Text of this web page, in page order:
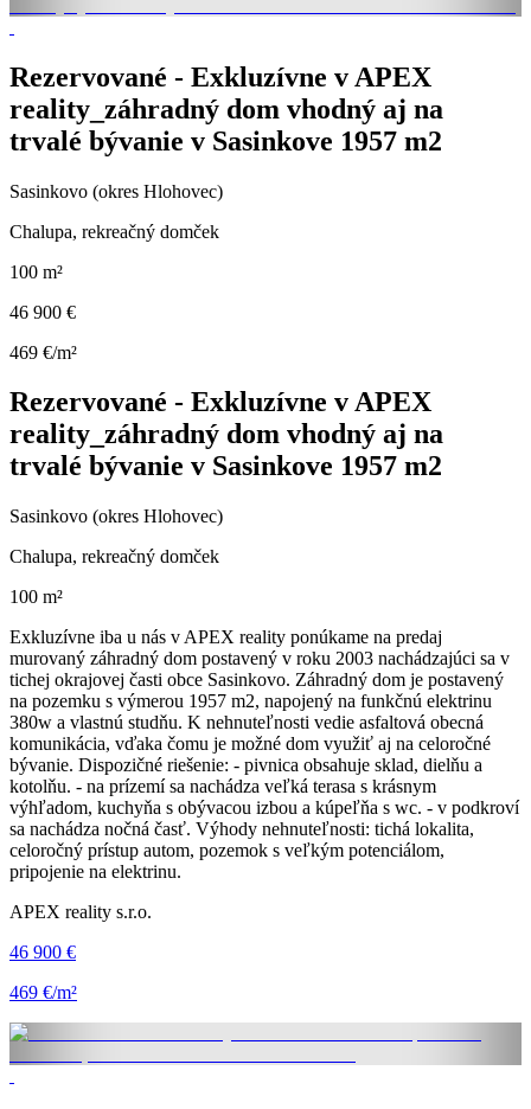
Rezervované - Exkluzívne v APEX
reality_záhradný dom vhodný aj na
trvalé bývanie v Sasinkove 1957 m2
Sasinkovo (okres Hlohovec)
Chalupa, rekreačný domček
100 m²
46 900 €
469 €/m²
Rezervované - Exkluzívne v APEX
reality_záhradný dom vhodný aj na
trvalé bývanie v Sasinkove 1957 m2
Sasinkovo (okres Hlohovec)
Chalupa, rekreačný domček
100 m²
Exkluzívne iba u nás v APEX reality ponúkame na predaj
murovaný záhradný dom postavený v roku 2003 nachádzajúci sa v
tichej okrajovej časti obce Sasinkovo. Záhradný dom je postavený
na pozemku s výmerou 1957 m2, napojený na funkčnú elektrinu
380w a vlastnú studňu. K nehnuteľnosti vedie asfaltová obecná
komunikácia, vďaka čomu je možné dom využiť aj na celoročné
bývanie. Dispozičné riešenie: - pivnica obsahuje sklad, dielňu a
kotolňu. - na prízemí sa nachádza veľká terasa s krásnym
výhľadom, kuchyňa s obývacou izbou a kúpeľňa s wc. - v podkroví
sa nachádza nočná časť. Výhody nehnuteľnosti: tichá lokalita,
celoročný prístup autom, pozemok s veľkým potenciálom,
pripojenie na elektrinu.
APEX reality s.r.o.
46 900 €
469 €/m²